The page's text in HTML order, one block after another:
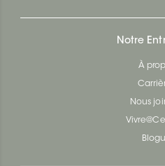
Notre
À
Nous